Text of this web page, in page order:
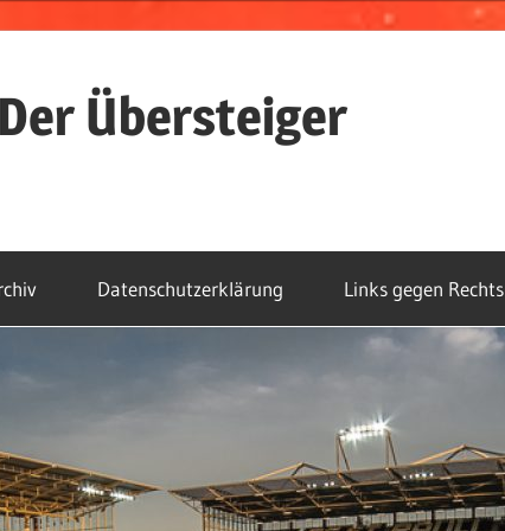
Der Übersteiger
Datenschutzerklärung Links gegen Rechts